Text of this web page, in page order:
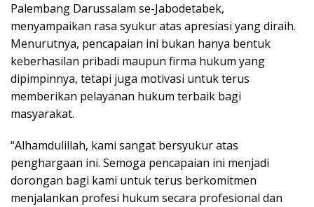
Palembang Darussalam se-Jabodetabek,
menyampaikan rasa syukur atas apresiasi yang diraih.
Menurutnya, pencapaian ini bukan hanya bentuk
keberhasilan pribadi maupun firma hukum yang
dipimpinnya, tetapi juga motivasi untuk terus
memberikan pelayanan hukum terbaik bagi
masyarakat.
“Alhamdulillah, kami sangat bersyukur atas
penghargaan ini. Semoga pencapaian ini menjadi
dorongan bagi kami untuk terus berkomitmen
menjalankan profesi hukum secara profesional dan